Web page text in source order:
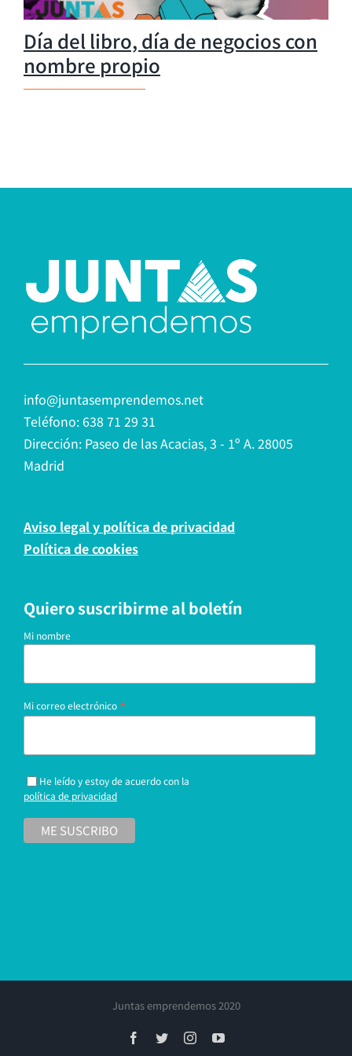
Día del libro, día de negocios con
nombre propio
info@juntasemprendemos.net
Teléfono: 638 71 29 31
Dirección: Paseo de las Acacias, 3 - 1º A. 28005
Madrid
Aviso legal y política de privacidad
Política de cookies
Quiero suscribirme al boletín
Mi nombre
Mi correo electrónico *
He leído y estoy de acuerdo con la
política de privacidad
Juntas emprendemos 2020
Facebook
TwitterInstagramYouTube